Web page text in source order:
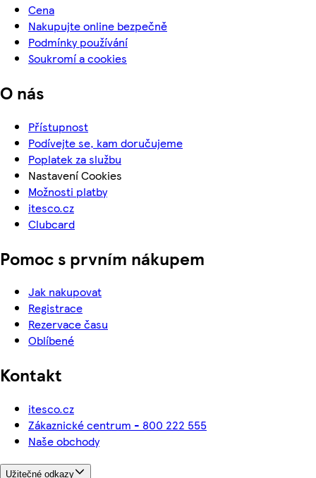
Cena
Nakupujte online bezpečně
Podmínky používání
Soukromí a cookies
O nás
Přístupnost
Podívejte se, kam doručujeme
Poplatek za službu
Nastavení Cookies
Možnosti platby
itesco.cz
Clubcard
Pomoc s prvním nákupem
Jak nakupovat
Registrace
Rezervace času
Oblíbené
Kontakt
itesco.cz
Zákaznické centrum - 800 222 555
Naše obchody
Užitečné odkazy